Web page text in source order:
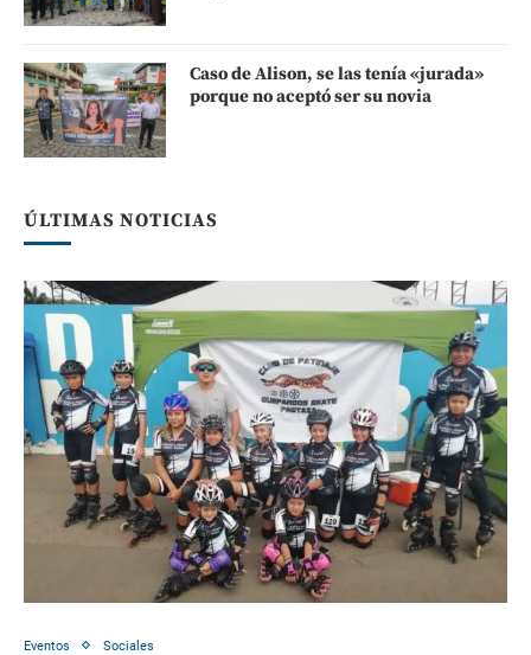
Caso de Alison, se las tenía «jurada»
porque no aceptó ser su novia
ÚLTIMAS NOTICIAS
Eventos Sociales